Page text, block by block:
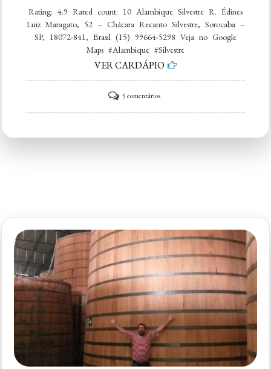
Rating: 4.9 Rated count: 10 Alambique Silvestre R. Édines
Luiz Maragato, 52 – Chácara Recanto Silvestre, Sorocaba –
SP, 18072-841, Brasil (15) 99664-5298 Veja no Google
Maps #Alambique #Silvestre
VER CARDÁPIO
5 comentáriosem
Alambique